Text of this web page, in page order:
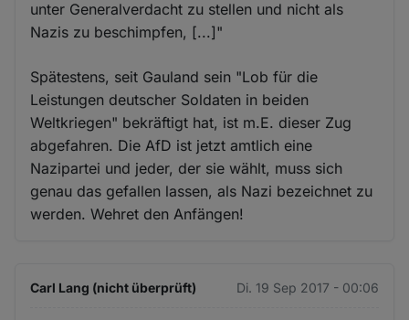
unter Generalverdacht zu stellen und nicht als
Nazis zu beschimpfen, [...]"
Spätestens, seit Gauland sein "Lob für die
Leistungen deutscher Soldaten in beiden
Weltkriegen" bekräftigt hat, ist m.E. dieser Zug
abgefahren. Die AfD ist jetzt amtlich eine
Nazipartei und jeder, der sie wählt, muss sich
genau das gefallen lassen, als Nazi bezeichnet zu
werden. Wehret den Anfängen!
Carl Lang (nicht überprüft) Di. 19 Sep 2017 - 00:06